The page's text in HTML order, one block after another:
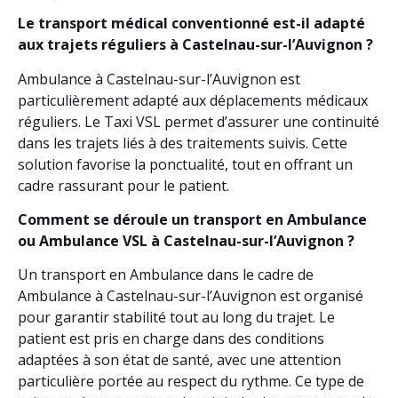
Le transport médical conventionné est-il adapté
aux trajets réguliers à Castelnau-sur-l’Auvignon ?
Ambulance à Castelnau-sur-l’Auvignon est
particulièrement adapté aux déplacements médicaux
réguliers. Le Taxi VSL permet d’assurer une continuité
dans les trajets liés à des traitements suivis. Cette
solution favorise la ponctualité, tout en offrant un
cadre rassurant pour le patient.
Comment se déroule un transport en Ambulance
ou Ambulance VSL à Castelnau-sur-l’Auvignon ?
Un transport en Ambulance dans le cadre de
Ambulance à Castelnau-sur-l’Auvignon est organisé
pour garantir stabilité tout au long du trajet. Le
patient est pris en charge dans des conditions
adaptées à son état de santé, avec une attention
particulière portée au respect du rythme. Ce type de